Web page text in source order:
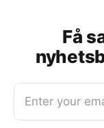
Få
Enter your